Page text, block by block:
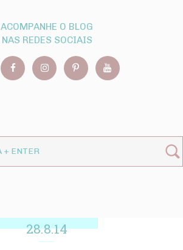
ACOMPANHE O BLOG
NAS REDES SOCIAIS
28.8.14